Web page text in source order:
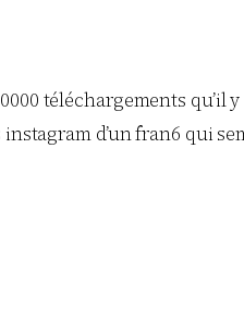
téléchargements qu’il
d’un fran6 qui